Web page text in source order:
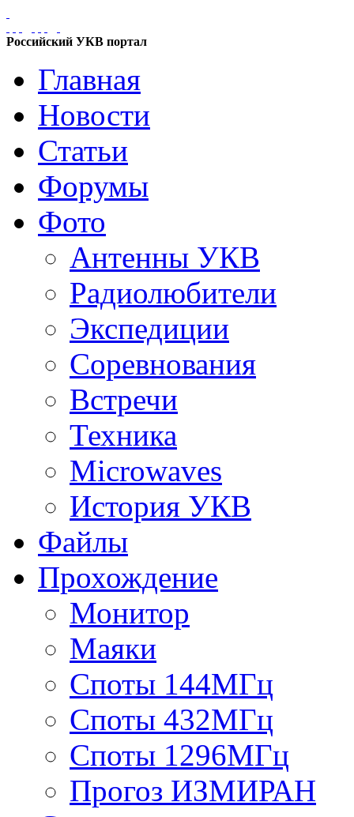
Российский УКВ портал
Главная
Новости
Статьи
Форумы
Фото
Антенны УКВ
Радиолюбители
Экспедиции
Соревнования
Встречи
Техника
Microwaves
История УКВ
Файлы
Прохождение
Монитор
Маяки
Споты 144МГц
Споты 432МГц
Споты 1296МГц
Прогоз ИЗМИРАН